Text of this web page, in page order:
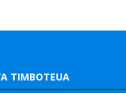
TIMBOTEUA